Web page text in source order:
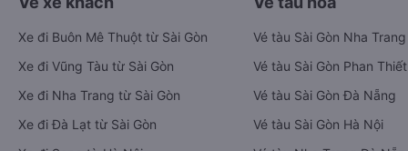
Vé xe khách
Xe đi Buôn Mê Thuột từ Sài Gòn
Xe đi Vũng Tàu từ Sài Gòn
Vé tàu hỏa
Vé tàu Sài Gòn Nha Trang
Vé tàu Sài Gòn Phan Thiết